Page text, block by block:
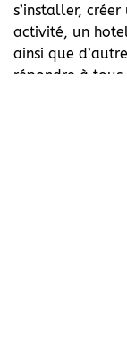
s’installer,
activité, un
ainsi que
répondre à tous